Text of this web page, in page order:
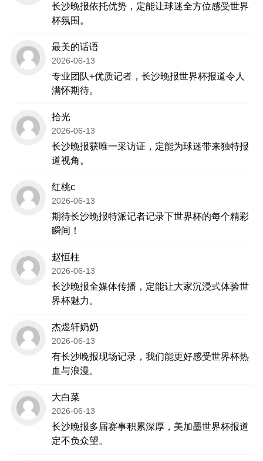
长沙晚报依托优势，定能让球迷全方位感受世界
杯氛围。
最美的话语
2026-06-13
专业团队+优质记者，长沙晚报世界杯报道令人
满怀期待。
拾光
2026-06-13
长沙晚报获唯一采访证，定能为球迷带来独特报
道视角。
红桃c
2026-06-13
期待长沙晚报特派记者记录下世界杯的每个精彩
瞬间！
赵恒柱
2026-06-13
长沙晚报全媒体传播，定能让大家沉浸式体验世
界杯魅力。
杰煜轩奶奶
2026-06-13
有长沙晚报现场记录，我们能更好感受世界杯热
血与浪漫。
大白菜
2026-06-13
长沙晚报多届赛事积累深厚，美加墨世界杯报道
定不负众望。